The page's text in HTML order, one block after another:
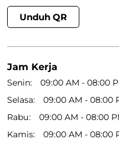
Unduh QR
Jam Kerja
Senin
09:00 AM - 08:00
Selasa
09:00 AM - 08:00
Rabu
09:00 AM - 08:00
Kamis
09:00 AM - 08:00